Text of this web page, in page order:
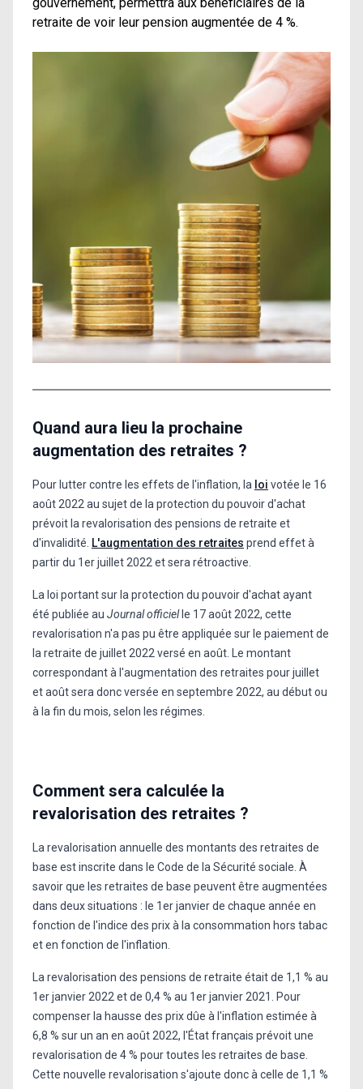
retraite de voir leur pension augmentée de 4 %.
Quand aura lieu la prochaine
augmentation des retraites ?
Pour lutter contre les effets de l'inflation, la loi votée le 16
août 2022 au sujet de la protection du pouvoir d'achat
prévoit la revalorisation des pensions de retraite et
d'invalidité. L'augmentation des retraites prend effet à
partir du 1er juillet 2022 et sera rétroactive.
La loi portant sur la protection du pouvoir d'achat ayant
été publiée au Journal officielle 17 août 2022, cette
revalorisation n'a pas pu être appliquée sur le paiement de
la retraite de juillet 2022 versé en août. Le montant
correspondant à l'augmentation des retraites pour juillet
et août sera donc versée en septembre 2022, au début ou
à la fin du mois, selon les régimes.
Comment sera calculée la
revalorisation des retraites ?
La revalorisation annuelle des montants des retraites de
base est inscrite dans le Code de la Sécurité sociale. À
savoir que les retraites de base peuvent être augmentées
dans deux situations : le 1er janvier de chaque année en
fonction de l'indice des prix à la consommation hors tabac
et en fonction de l'inflation.
La revalorisation des pensions de retraite était de 1,1 % au
1er janvier 2022 et de 0,4 % au 1er janvier 2021. Pour
compenser la hausse des prix dûe à l'inflation estimée à
6,8 % sur un an en août 2022, l'État français prévoit une
revalorisation de 4 % pour toutes les retraites de base.
Cette nouvelle revalorisation s'ajoute donc à celle de 1,1 %